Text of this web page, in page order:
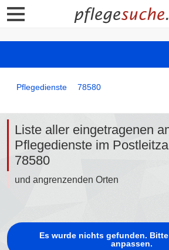
Pflegedienste 78580
Liste aller eingetragenen
Pflegedienste im
78580
und angrenzenden Orten
Es wurde nichts gefunden.
anpassen.